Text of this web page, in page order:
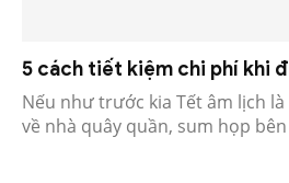
5 cách tiết kiệm chi phí khi
Nếu như trước kia Tết âm lịch
về nhà quây quần, sum họp